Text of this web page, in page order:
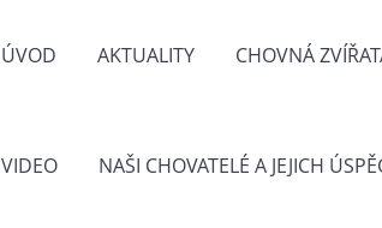
ÚVOD AKTUALITY CHOVNÁ
VIDEO NAŠI CHOVATELÉ A JEJICH